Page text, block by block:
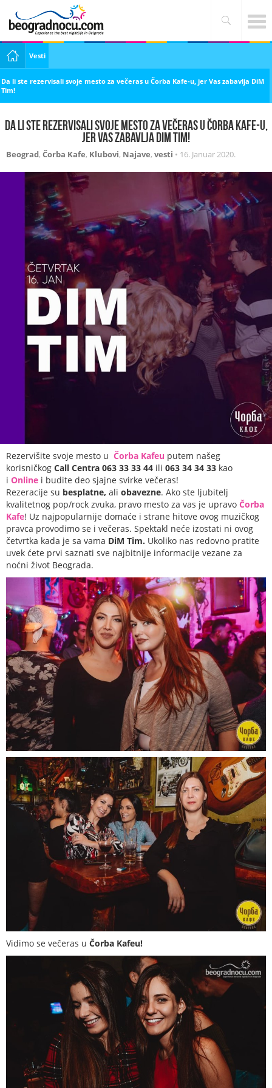
Vesti
Da li ste rezervisali svoje mesto za večeras u Čorba Kafe-u, jer Vas zabavlja DiM
Tim!
Da li ste rezervisali svoje mesto za večeras u Čorba Kafe-u,
jer Vas zabavlja DiM Tim!
Beograd, Čorba Kafe, Klubovi, Najave, vesti • 16. Januar 2020.
Rezervišite svoje mesto u Čorba Kafeu putem našeg
korisničkog Call Centra 063 33 33 44 ili 063 34 34 33 kao
i Online i budite deo sjajne svirke večeras!
Rezeracije su besplatne, ali obavezne. Ako ste ljubitelj
kvalitetnog pop/rock zvuka, pravo mesto za vas je upravo Čorba
Kafe! Uz najpopularnije domaće i strane hitove ovog muzičkog
pravca provodimo se i večeras. Spektakl neće izostati ni ovog
četvrtka kada je sa vama DiM Tim. Ukoliko nas redovno pratite
uvek ćete prvi saznati sve najbitnije informacije vezane za
noćni život Beograda.
Vidimo se večeras u Čorba Kafeu!